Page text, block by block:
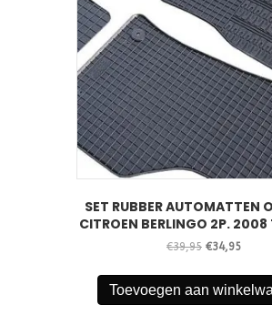
SET RUBBER AUTOMATTEN
CITROEN BERLINGO 2P.
€39,95
was:
€39,95.
€34,95Huidige
is:
Toevoegen aan